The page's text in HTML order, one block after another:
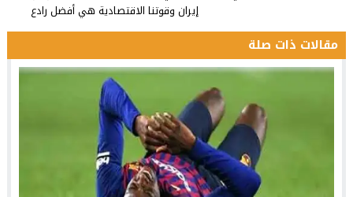
إيران وقوتنا الاقتصادية هي أفضل رادع
مقالات ذات صلة